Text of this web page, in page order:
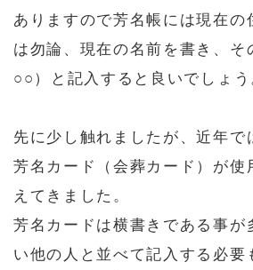
ありますので芳名帳には現在の
は勿論、現在の名前を書き、
○○）と記入すると良いでしょう
先に少し触れましたが、近年で
芳名カード（会葬カード）が使
えてきました。
芳名カードは横書きである事が
い他の人と並べて記入する必要